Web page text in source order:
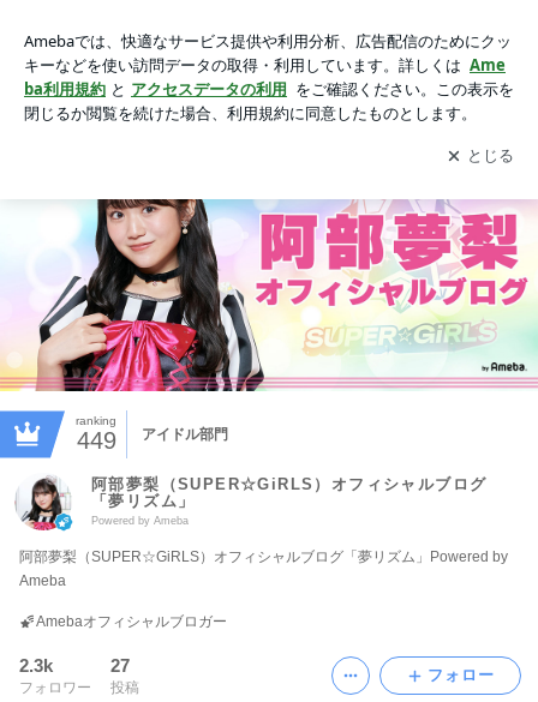
ム」Powered by Ameba
アプリをダウンロードして ブログの更新通知
を受け取りまし
ょう。
開く
ranking
449 アイドル部門
阿部夢梨（SUPER☆GiRLS）オフィシャルブログ
「夢リズム」
Powered by Ameba
阿部夢梨（SUPER☆GiRLS）オフィシャルブログ「夢リズム」Powered by
Ameba
Amebaオフィシャルブロガー
2.3k
フォロワー
27
投稿
フォロー